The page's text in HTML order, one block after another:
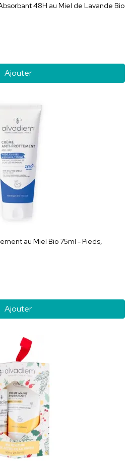
48H au Miel de Lavande Bio
Ajouter
au Miel Bio 75ml - Pieds,
Ajouter